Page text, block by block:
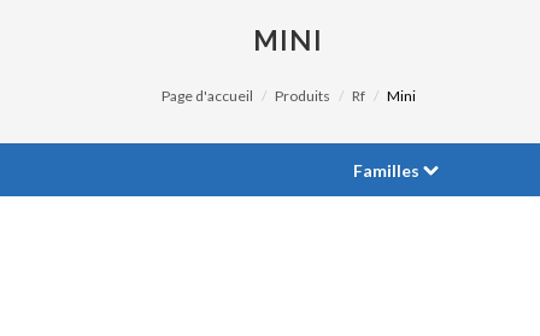
MINI
Page d'accueil Produits Rf Mini
Familles